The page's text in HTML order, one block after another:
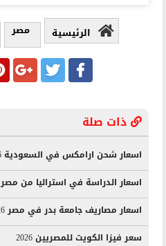
الرئيسية مصر
ذات صلة
اسعار شحن ارامكس في السعودية 2026
اسعار الدراسة في استراليا من مصر 2026
اسعار مصاريف جامعة بدر في مصر 2026
سعر فيزا الكويت للمصريين 2026